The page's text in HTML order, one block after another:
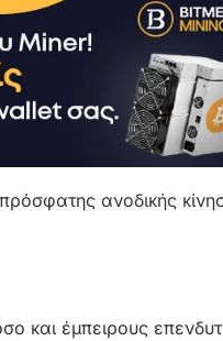
ανοδικής
και έμπειρους